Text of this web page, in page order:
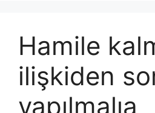
Hamile
ilişkiden
yapılmalıa